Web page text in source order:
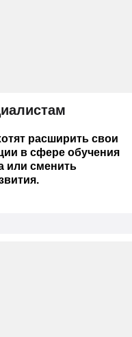
расширить свои
в сфере обучения
или сменить